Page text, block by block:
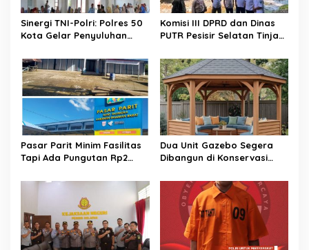
Sinergi TNI-Polri: Polres 50
Kota Gelar Penyuluhan
ke-129 Buluh Kasok
Komisi III DPRD dan Dinas
PUTR Pesisir Selatan Tinjau
Muaro Air – Pancung Tebal
​Pasar Parit Minim Fasilitas
Tapi Ada Pungutan Rp2
Pasaman Barat Turun
Dua Unit Gazebo Segera
Dibangun di Konservasi